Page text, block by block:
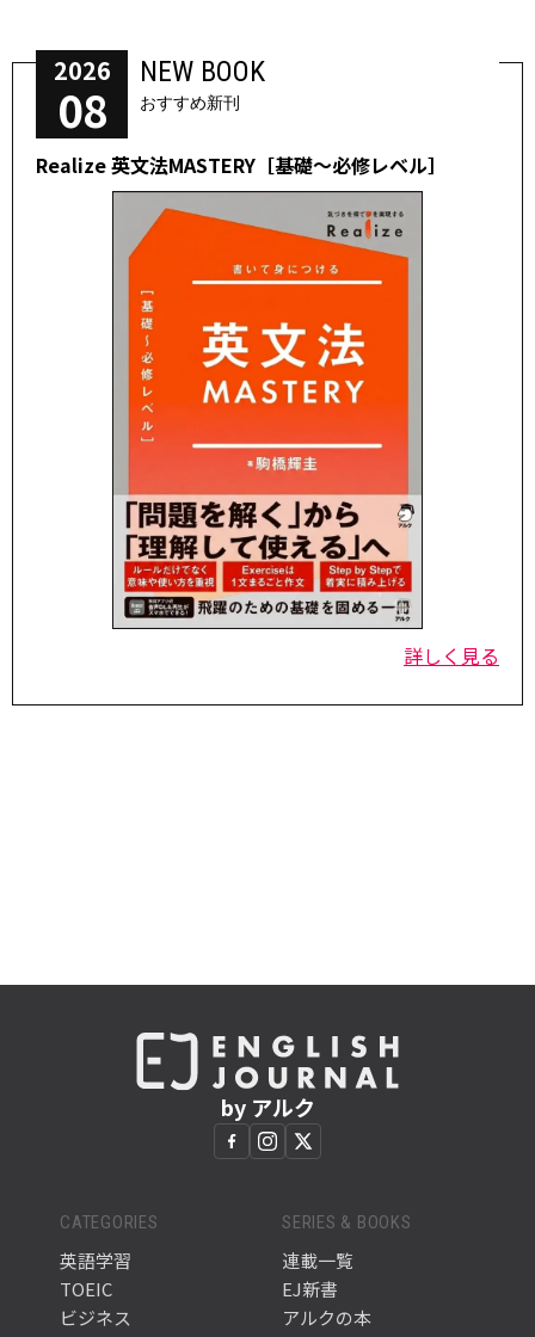
2026
08
NEW BOOK
おすすめ新刊
Realize 英文法MASTERY［基礎～必修レベル］
詳しく見る
by アルク
CATEGORIES
英語学習
TOEIC
ビジネス
SERIES & BOOKS
連載一覧
EJ新書
アルクの本